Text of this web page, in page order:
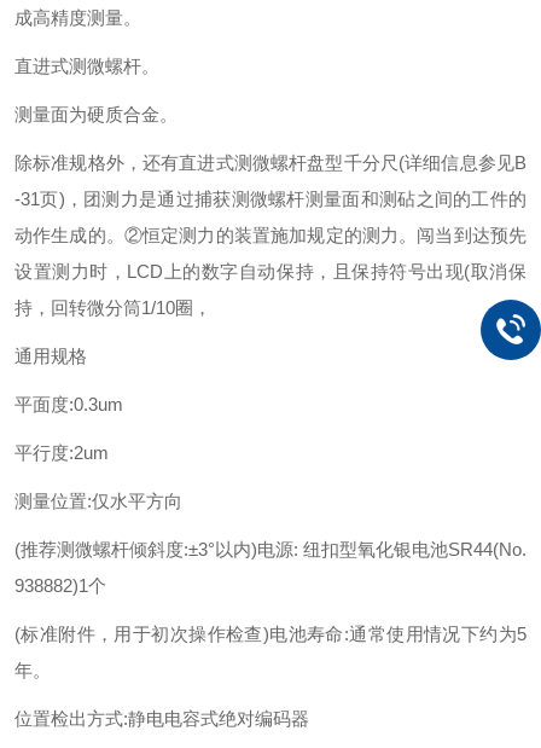
成高精度测量。
直进式测微螺杆。
测量面为硬质合金。
除标准规格外，还有直进式测微螺杆盘型千分尺(详细信息参见B
-31页)， 团测力是通过捕获测微螺杆测量面和测砧之间的工件的
动作生成的。②恒定测力的装置施加规定的测力。闯当到达预先
设置测力时，LCD上的数字自动保持，且保持符号出现(取消保
持，回转微分筒1/10圈，
通用规格
平面度:0.3um
平行度:2um
测量位置:仅水平方向
(推荐测微螺杆倾斜度:±3°以内)电源: 纽扣型氧化银电池SR44(No.
938882)1个
(标准附件，用于初次操作检查)电池寿命:通常使用情况下约为5
年。
位置检出方式:静电电容式绝对编码器